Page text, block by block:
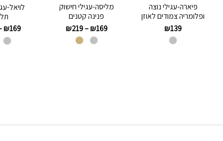
פיארה-עגילי נוצה
ופלומריה צמודים לאוזן
₪139
מליסה-עגילי חישוק
פנינה קטנים
₪169
–
₪219
לויאל-
₪169